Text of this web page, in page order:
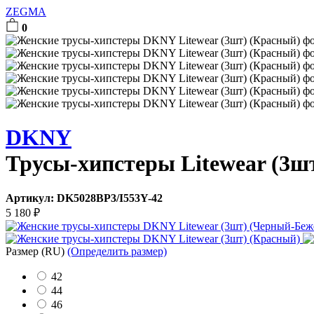
ZEGMA
0
DKNY
Трусы-хипстеры Litewear
Артикул: DK5028BP3/I553Y-42
5 180 ₽
Размер (RU) (Определить размер)
42
44
46